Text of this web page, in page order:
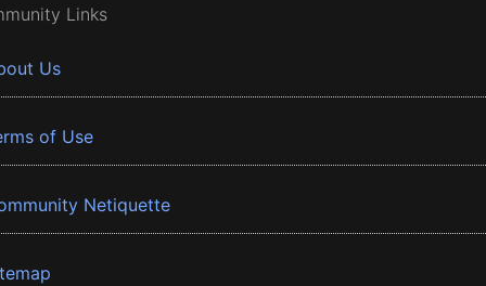
Links
Us
of Use
Netiquette